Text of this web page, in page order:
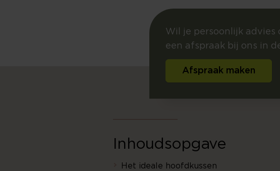
Wil je persoonlijk advies
een afspraak bij ons in
Afspraak maken
Inhoudsopgave
Het ideale hoofdkussen